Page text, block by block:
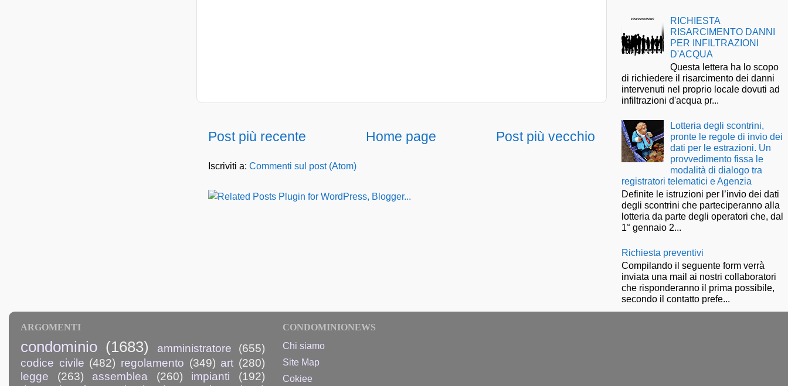
Post più recente Post più vecchio
Home page
Iscriviti a: Commenti sul post (Atom)
RICHIESTA
RISARCIMENTO DANNI
PER INFILTRAZIONI
D'ACQUA
Questa lettera ha lo scopo
di richiedere il risarcimento dei danni
intervenuti nel proprio locale dovuti ad
infiltrazioni d'acqua pr...
Lotteria degli scontrini,
pronte le regole di invio dei
dati per le estrazioni. Un
provvedimento fissa le
modalità di dialogo tra
registratori telematici e Agenzia
Definite le istruzioni per l’invio dei dati
degli scontrini che parteciperanno alla
lotteria da parte degli operatori che, dal
1° gennaio 2...
Richiesta preventivi
Compilando il seguente form verrà
inviata una mail ai nostri collaboratori
che risponderanno il prima possibile,
secondo il contatto prefe...
ARGOMENTI
condominio (1683) amministratore
(655)
codice civile (482) regolamento (349) art (280)
legge
(263) assemblea (260) impianti
(192)
CONDOMINIONEWS
Chi siamo
Site Map
Cokiee